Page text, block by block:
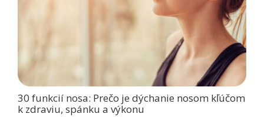
30 funkcií nosa: Prečo je dýchanie nosom kľúčom
k zdraviu, spánku a výkonu